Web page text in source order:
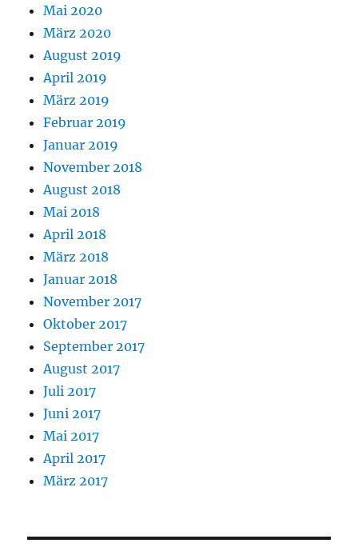
Mai 2020
März 2020
August 2019
April 2019
März 2019
Februar 2019
Januar 2019
November 2018
August 2018
Mai 2018
April 2018
März 2018
Januar 2018
November 2017
Oktober 2017
September 2017
August 2017
Juli 2017
Juni 2017
Mai 2017
April 2017
März 2017